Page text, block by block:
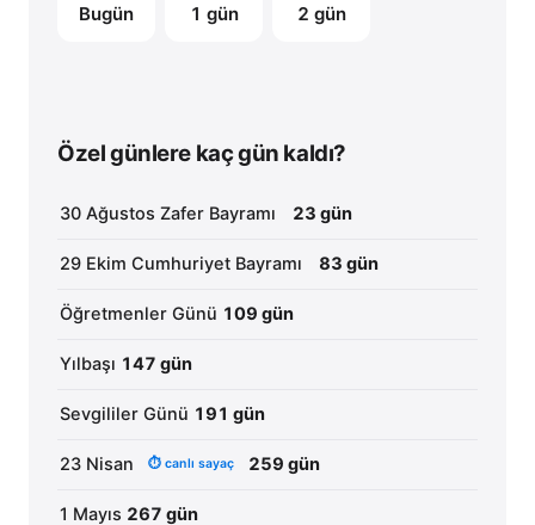
Bugün 1 gün 2 gün
Özel günlere kaç gün kaldı?
30 Ağustos Zafer Bayramı 23 gün
29 Ekim Cumhuriyet Bayramı 83 gün
Öğretmenler Günü 109 gün
Yılbaşı 147 gün
Sevgililer Günü 191 gün
23 Nisan ⏱ canlı sayaç 259 gün
1 Mayıs 267 gün